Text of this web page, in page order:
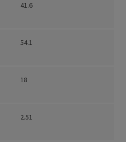
41.6
54.1
18
2.51